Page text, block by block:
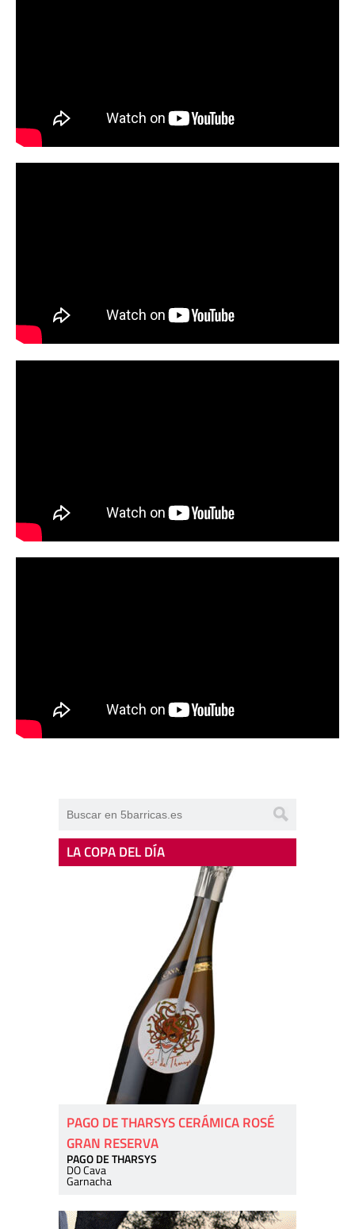
LA COPA DEL DÍA
PAGO DE THARSYS CERÁMICA ROSÉ
GRAN RESERVA
PAGO DE THARSYS
DO Cava
Garnacha